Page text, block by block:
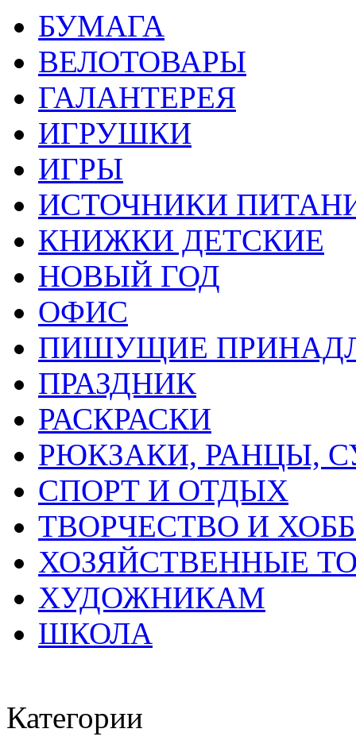
БУМАГА
ВЕЛОТОВАРЫ
ГАЛАНТЕРЕЯ
ИГРУШКИ
ИГРЫ
ИСТОЧНИКИ
КНИЖКИ ДЕТСКИЕ
НОВЫЙ ГОД
ОФИС
ПИШУЩИЕ
ПРАЗДНИК
РАСКРАСКИ
РЮКЗАКИ, РАНЦЫ,
СПОРТ И ОТДЫХ
ТВОРЧЕСТВО И
ХОЗЯЙСТВЕННЫЕ
ХУДОЖНИКАМ
ШКОЛА
Категории